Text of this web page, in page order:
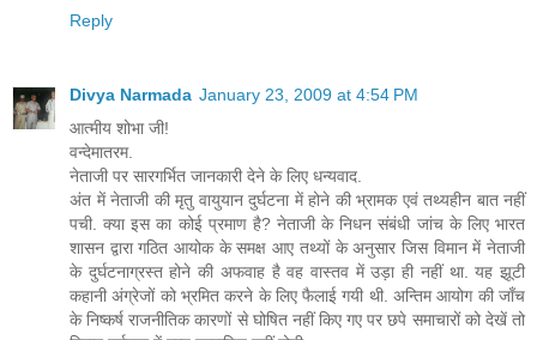
Reply
Divya Narmada January 23, 2009 at 4:54 PM
आत्मीय शोभा जी!
वन्देमातरम.
नेताजी पर सारगर्भित जानकारी देने के लिए धन्यवाद.
अंत में नेताजी की मृतु वायुयान दुर्घटना में होने की भ्रामक एवं तथ्यहीन बात नहीं
पची. क्या इस का कोई प्रमाण है? नेताजी के निधन संबंधी जांच के लिए भारत
शासन द्वारा गठित आयोक के समक्ष आए तथ्यों के अनुसार जिस विमान में नेताजी
के दुर्घटनाग्रस्त होने की अफवाह है वह वास्तव में उड़ा ही नहीं था. यह झूटी
कहानी अंग्रेजों को भ्रमित करने के लिए फैलाई गयी थी. अन्तिम आयोग की जाँच
के निष्कर्ष राजनीतिक कारणों से घोषित नहीं किए गए पर छपे समाचारों को देखें तो